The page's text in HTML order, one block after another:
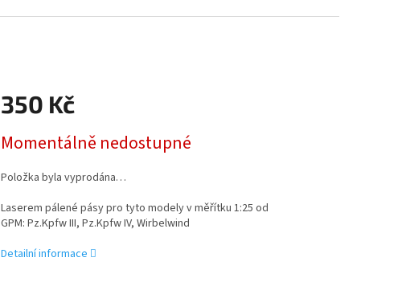
350 Kč
cena:
Momentálně nedostupné
Položka byla vyprodána…
Laserem pálené pásy pro tyto modelyv měřítku 1:25 od
GPM: Pz.Kpfw III, Pz.Kpfw IV, Wirbelwind
Detailní informace